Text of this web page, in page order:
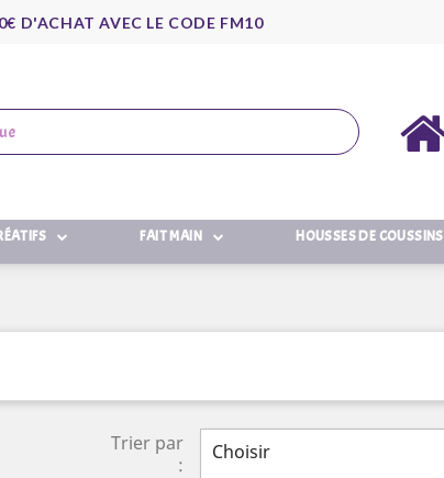
D'ACHAT AVEC LE CODE FM10
FAIT MAIN HOUSSES DE COUSSINS
Trier par
:
Choisir